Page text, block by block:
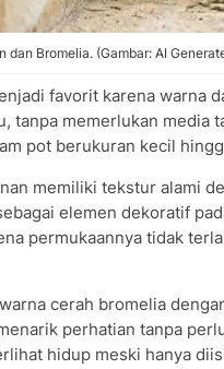
dan Bromelia. (Gambar: AI
favorit karena warna
tanpa memerlukan media
pot berukuran kecil
memiliki tekstur alami
elemen dekoratif
permukaannya tidak
cerah bromelia
perhatian tanpa
hidup meski hanya